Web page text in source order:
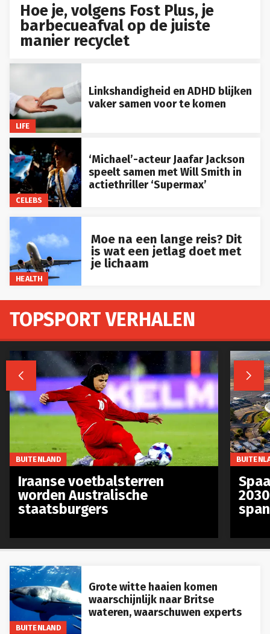
Hoe je, volgens Fost Plus, je
barbecueafval op de juiste
manier recyclet
LIFE
Linkshandigheid en ADHD blijken
vaker samen voor te komen
CELEBS
‘Michael’-acteur Jaafar Jackson
speelt samen met Will Smith in
actiethriller ‘Supermax’
HEALTH
Moe na een lange reis? Dit
is wat een jetlag doet met
je lichaam
BUITENLAND
Grote witte haaien komen
waarschijnlijk naar Britse
wateren, waarschuwen experts
TOPSPORT VERHALEN
 
BUITENLAND
Iraanse voetbalsterren
worden Australische
staatsburgers